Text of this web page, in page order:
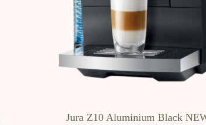
Jura Z10 Aluminium Black